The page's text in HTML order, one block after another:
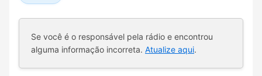
Se você é o responsável pela rádio e encontrou
alguma informação incorreta. Atualize aqui.